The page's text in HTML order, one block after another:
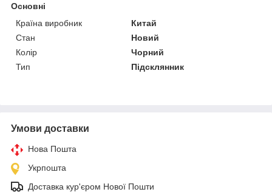
Основні
Країна виробник
Китай
Стан
Новий
Колір
Чорний
Тип
Підсклянник
Умови доставки
Нова Пошта
Укрпошта
Доставка кур'єром Нової Пошти